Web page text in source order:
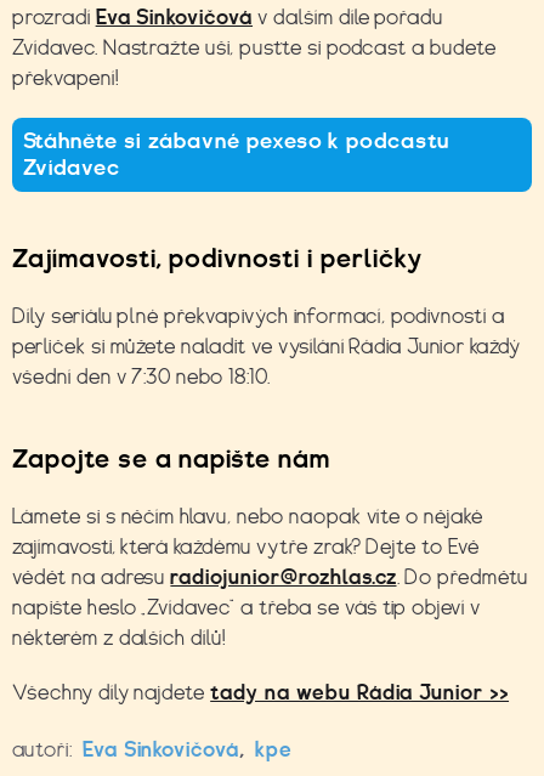
prozradí Eva Sinkovičová v dalším díle pořadu
Zvídavec. Nastražte uši, pusťte si podcast a budete
překvapení!
Stáhněte si zábavné pexeso k podcastu
Zvídavec
Zajímavosti, podivnosti i perličky
Díly seriálu plné překvapivých informací, podivností a
perliček si můžete naladit ve vysílání Rádia Junior každý
všední den v 7:30 nebo 18:10.
Zapojte se a napište nám
Lámete si s něčím hlavu, nebo naopak víte o nějaké
zajímavosti, která každému vytře zrak? Dejte to Evě
vědět na adresuradiojunior@rozhlas.cz. Do předmětu
napište heslo „Zvídavec“ a třeba se váš tip objeví v
některém z dalších dílů!
Všechny díly najdetetady na webu Rádia Junior >>
autoři: Eva Sinkovičová, kpe